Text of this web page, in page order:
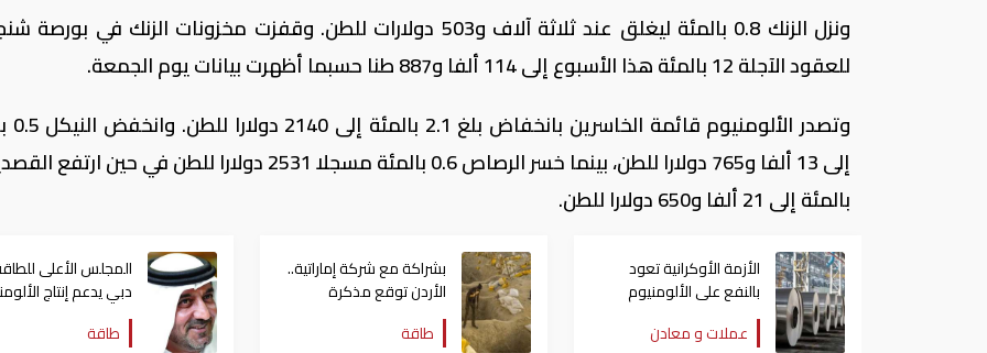
ونزل الزنك 0.8 بالمئة ليغلق عند ثلاثة آلاف و503 دولارات للطن. وقفزت مخزونات الزنك في
للعقود الآجلة 12 بالمئة هذا الأسبوع إلى 114 ألفا و887 طنا حسبما أظهرت بيانات يوم الجمعة.
وتصدر
بالمئة إلى 21 ألفا و650 دولارا للطن.
الأزمة الأوكرانية تعود
بالنفع على الألومنيوم
المصري
عملات و معادن
بشراكة مع شركة إماراتية..
الأردن توقع مذكرة
لاستكشاف الذهب
والنحاس
طاقة
المجلس الأعلى
دبي يدعم إنتاج
الأخضر "سيليستيال"
طاقة